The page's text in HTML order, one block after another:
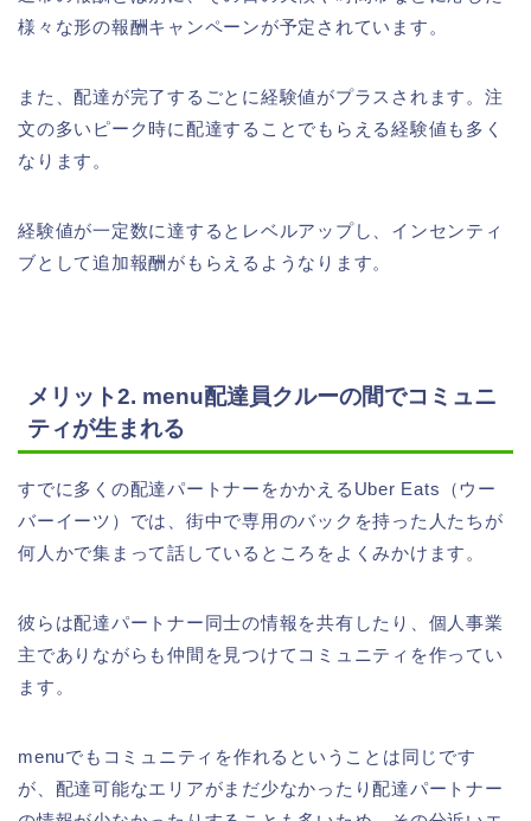
様々な形の報酬キャンペーンが予定されています。
また、配達が完了するごとに経験値がプラスされます。注
文の多いピーク時に配達することでもらえる経験値も多く
なります。
経験値が一定数に達するとレベルアップし、インセンティ
ブとして追加報酬がもらえるようなります。
メリット2. menu配達員クルーの間でコミュニ
ティが生まれる
すでに多くの配達パートナーをかかえるUber Eats（ウー
バーイーツ）では、街中で専用のバックを持った人たちが
何人かで集まって話しているところをよくみかけます。
彼らは配達パートナー同士の情報を共有したり、個人事業
主でありながらも仲間を見つけてコミュニティを作ってい
ます。
menuでもコミュニティを作れるということは同じです
が、配達可能なエリアがまだ少なかったり配達パートナー